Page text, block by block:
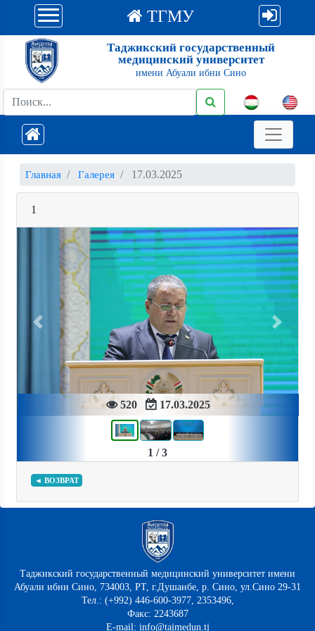
ТГМУ
Таджикский государственный
медицинский университет
имени Абуали ибни Сино
Главная Галерея 17.03.2025
1
520 17.03.2025
Previous Next
1 / 3
◄ ВОЗВРАТ
Таджикский государственный медицинский университет имени
Абуали ибни Сино, 734003, РТ, г.Душанбе, р. Сино, ул.Сино 29-31
Тел.: (+992) 446-600-3977, 2353496,
Факс: 2243687
E-mail: info@tajmedun.tj